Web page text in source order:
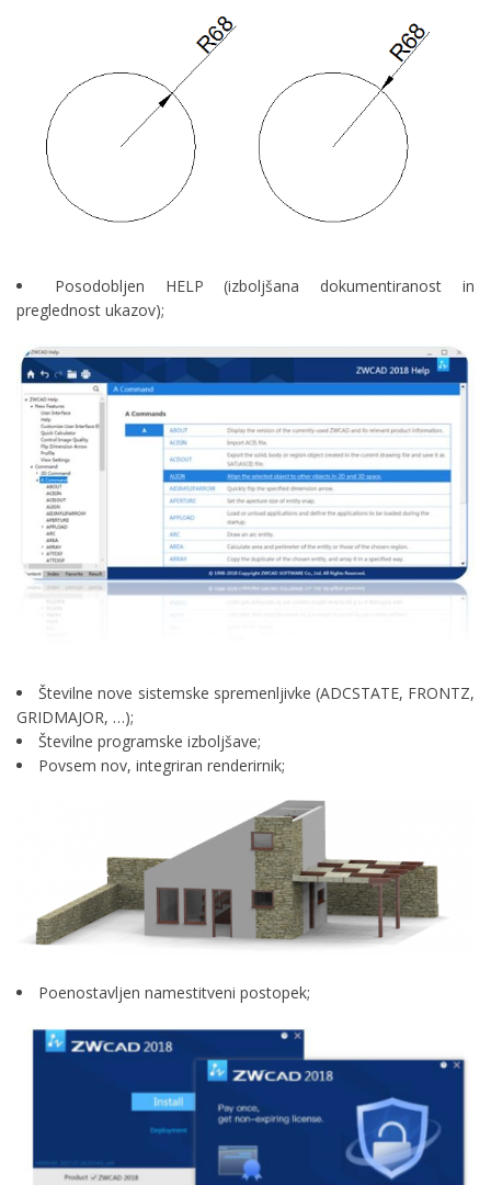
Posodobljen HELP (izboljšana dokumentiranost in
preglednost ukazov);
Številne nove sistemske spremenljivke (ADCSTATE, FRONTZ,
GRIDMAJOR, …);
Številne programske izboljšave;
Povsem nov, integriran renderirnik;
Poenostavljen namestitveni postopek;